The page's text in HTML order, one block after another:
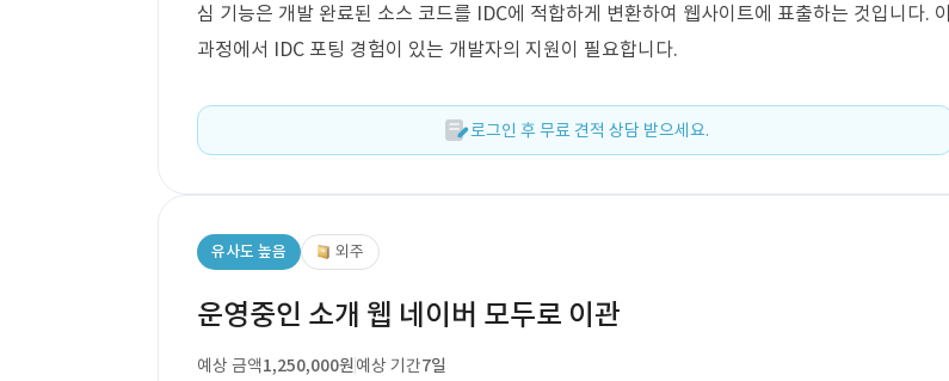
심 기능은 개발 완료된 소스 코드를 IDC에 적합하게 변환하여 웹사이트에 표출하는 것입니다. 이
과정에서 IDC 포팅 경험이 있는 개발자의 지원이 필요합니다.
로그인 후 무료 견적 상담 받으세요.
유사도 높음 외주
운영중인 소개 웹 네이버 모두로 이관
예상 금액1,250,000원예상 기간7일